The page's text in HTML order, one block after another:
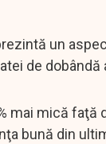
un
de dobândă
mai mică faţă
bună din